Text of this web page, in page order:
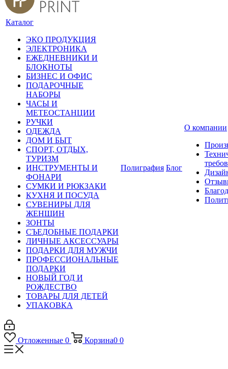
Каталог
ЭКО ПРОДУКЦИЯ
ЭЛЕКТРОНИКА
ЕЖЕДНЕВНИКИ И
БЛОКНОТЫ
БИЗНЕС И ОФИС
ПОДАРОЧНЫЕ
НАБОРЫ
ЧАСЫ И
МЕТЕОСТАНЦИИ
РУЧКИ
ОДЕЖДА
ДОМ И БЫТ
СПОРТ, ОТДЫХ,
ТУРИЗМ
ИНСТРУМЕНТЫ И
ФОНАРИ
СУМКИ И РЮКЗАКИ
КУХНЯ И ПОСУДА
СУВЕНИРЫ ДЛЯ
ЖЕНЩИН
ЗОНТЫ
СЪЕДОБНЫЕ ПОДАРКИ
ЛИЧНЫЕ АКСЕССУАРЫ
ПОДАРКИ ДЛЯ МУЖЧИ
ПРОФЕССИОНАЛЬНЫЕ
ПОДАРКИ
НОВЫЙ ГОД И
РОЖДЕСТВО
ТОВАРЫ ДЛЯ ДЕТЕЙ
УПАКОВКА
Полиграфия Блог
О компании
Отложенные 0 Корзина0 0